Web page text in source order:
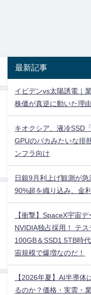
最新記事
イビデンvs太陽誘電｜
株価が真逆に動いた理由
キオクシア、液冷SSD
GPUのバカみたいな排
ンフラ向け
日銀9月利上げ観測が
90%超を織り込み、金
【衝撃】SpaceX宇宙
NVIDIA独占採用！ テ
100GB＆SSD1.5TB時
宙規模で爆増なのだ！
【2026年夏】AI半導体
るのか？価格・実需・